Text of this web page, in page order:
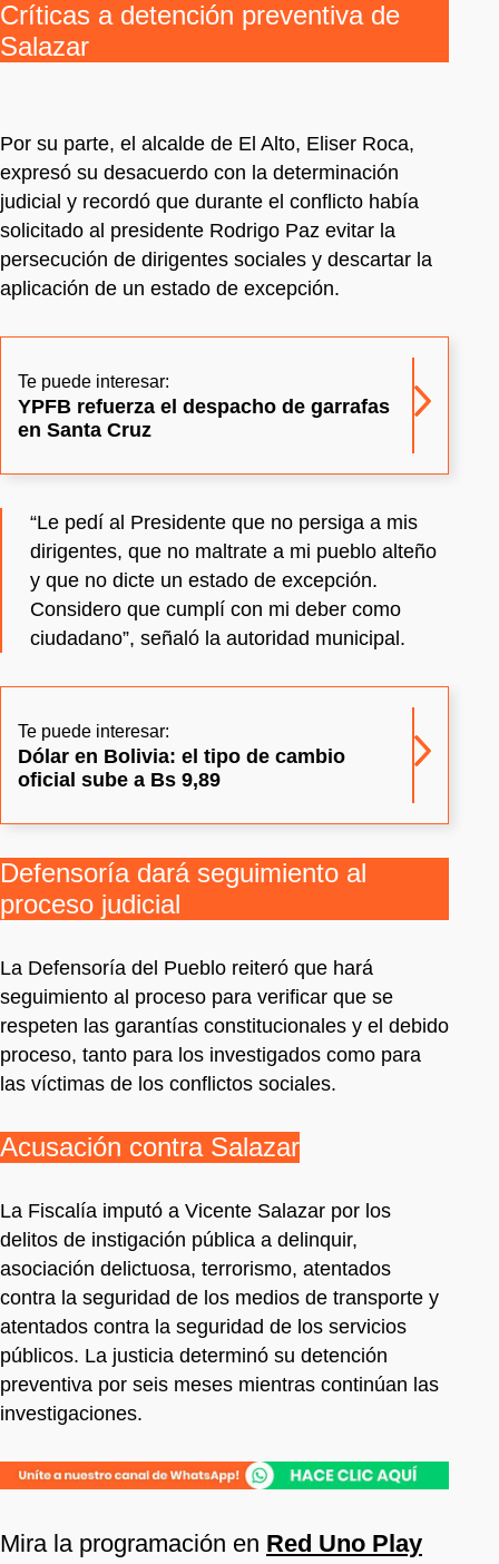
Críticas a detención preventiva de
Salazar
Por su parte, el alcalde de El Alto, Eliser Roca,
expresó su desacuerdo con la determinación
judicial y recordó que durante el conflicto había
solicitado al presidente Rodrigo Paz evitar la
persecución de dirigentes sociales y descartar la
aplicación de un estado de excepción.
Te puede interesar:
YPFB refuerza el despacho de garrafas
en Santa Cruz
“Le pedí al Presidente que no persiga a mis
dirigentes, que no maltrate a mi pueblo alteño
y que no dicte un estado de excepción.
Considero que cumplí con mi deber como
ciudadano”, señaló la autoridad municipal.
Te puede interesar:
Dólar en Bolivia: el tipo de cambio
oficial sube a Bs 9,89
Defensoría dará seguimiento al
proceso judicial
La Defensoría del Pueblo reiteró que hará
seguimiento al proceso para verificar que se
respeten las garantías constitucionales y el debido
proceso, tanto para los investigados como para
las víctimas de los conflictos sociales.
Acusación contra Salazar
La Fiscalía imputó a Vicente Salazar por los
delitos de instigación pública a delinquir,
asociación delictuosa, terrorismo, atentados
contra la seguridad de los medios de transporte y
atentados contra la seguridad de los servicios
públicos. La justicia determinó su detención
preventiva por seis meses mientras continúan las
investigaciones.
Mira la programación en Red Uno Play